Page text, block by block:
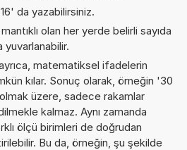
da yazabilirsiniz.
olan her yerde belirli sayıda
yuvarlanabilir.
matematiksel ifadelerin
kılar. Sonuç olarak, örneğin '30
üzere, sadece rakamlar
kalmaz. Aynı zamanda
ölçü birimleri de doğrudan
Bu da, örneğin, şu şekilde